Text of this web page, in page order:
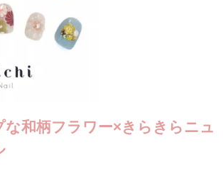
な和柄フラワー×きらきらニュ